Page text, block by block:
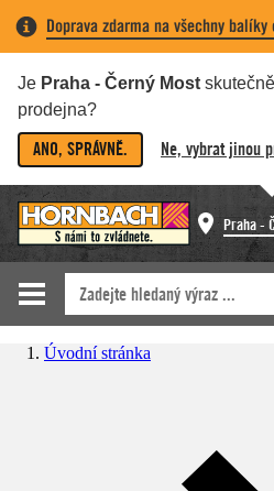
Doprava zdarma na všechny balíky
Je Praha - Černý Most
prodejna?
ANO, SPRÁVNĚ. Ne, vybrat jinou
Praha -
Úvodní stránka